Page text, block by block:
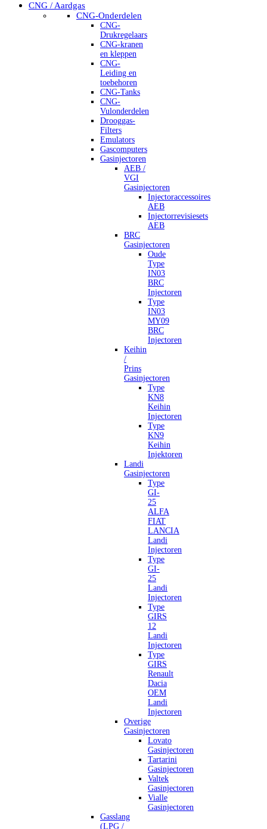
CNG / Aardgas
CNG-Onderdelen
CNG-
Drukregelaars
CNG-kranen
en kleppen
CNG-
Leiding en
toebehoren
CNG-Tanks
CNG-
Vulonderdelen
Drooggas-
Filters
Emulators
Gascomputers
Gasinjectoren
AEB /
VGI
Gasinjectoren
Injectoraccessoires
AEB
Injectorrevisiesets
AEB
BRC
Gasinjectoren
Oude
Type
IN03
BRC
Injectoren
Type
IN03
MY09
BRC
Injectoren
Keihin
/
Prins
Gasinjectoren
Type
KN8
Keihin
Injectoren
Type
KN9
Keihin
Injektoren
Landi
Gasinjectoren
Type
GI-
25
ALFA
FIAT
LANCIA
Landi
Injectoren
Type
GI-
25
Landi
Injectoren
Type
GIRS
12
Landi
Injectoren
Type
GIRS
Renault
Dacia
OEM
Landi
Injectoren
Overige
Gasinjectoren
Lovato
Gasinjectoren
Tartarini
Gasinjectoren
Valtek
Gasinjectoren
Vialle
Gasinjectoren
Gasslang
(LPG /